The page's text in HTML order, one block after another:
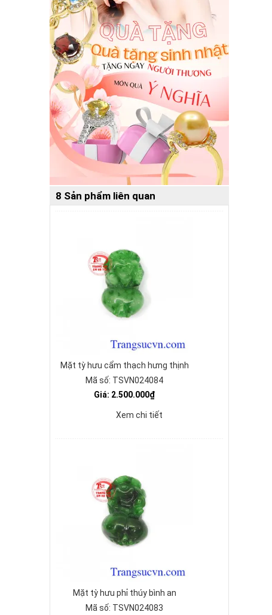
8 Sản phẩm liên quan
Mặt tỳ hưu cẩm thạch hưng thịnh
Mã số: TSVN024084
Giá: 2.500.000₫
Xem chi tiết
Mặt tỳ hưu phỉ thúy bình an
Mã số: TSVN024083